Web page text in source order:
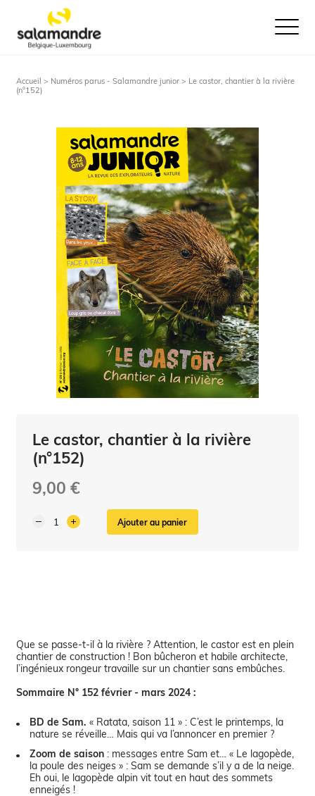
Ouvrir le
Accueil > Numéros parus - Salamandre junior > Le castor, chantier à la rivière
(n°152)
Le castor, chantier à la rivière
(n°152)
9,00 €
Ajouter au panier
Que se passe-t-il à la rivière ? Attention, le castor est en plein
chantier de construction ! Bon bûcheron et habile architecte,
l’ingénieux rongeur travaille sur un chantier sans embûches.
Sommaire N° 152 février - mars 2024 :
BD de Sam. « Ratata, saison 11 » : C’est le printemps, la
nature se réveille… Mais qui va l’annoncer en premier ?
Zoom de saison : messages entre Sam et… « Le lagopède,
la poule des neiges » : Sam se demande s’il y a de la neige.
Eh oui, le lagopède alpin vit tout en haut des sommets
enneigés !